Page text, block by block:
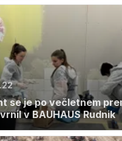
se je po večletnem
v BAUHAUS Rudnik